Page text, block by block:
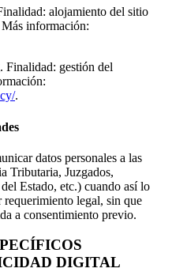
alojamiento del sitio
información:
Finalidad: gestión del
.
datos personales a las
Tributaria, Juzgados,
Estado, etc.) cuando así lo
legal, sin que
a consentimiento previo.
DIGITAL